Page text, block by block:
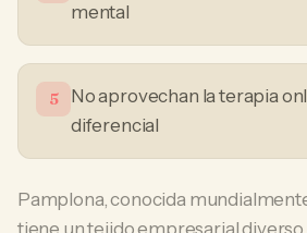
mental
5
No aprovechan la terapia
diferencial
Pamplona, conocida
tiene un tejido empresarial diverso